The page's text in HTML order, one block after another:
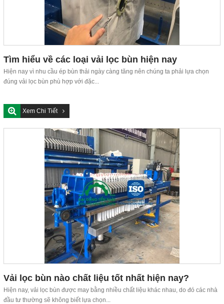
Tìm hiểu về các loại vải lọc bùn hiện nay
Hiện nay vì nhu cầu ép bùn thải ngày càng tăng nên chúng ta phải lựa chọn
đúng vải lọc bùn phù hợp với đặc...
Xem Chi Tiết
Vải lọc bùn nào chất liệu tốt nhất hiện nay?
Hiện nay, vải lọc bùn được may bằng nhiều chất liệu khác nhau, do đó các nhà
đầu tư thường sẽ không biết lựa chọn...